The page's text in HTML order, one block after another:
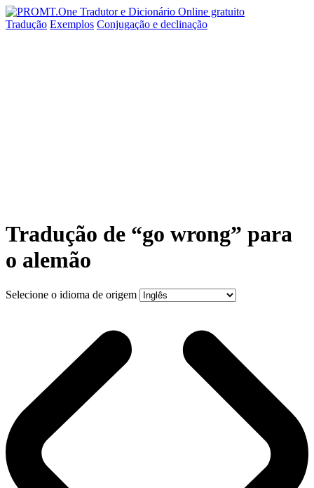
Tradução Exemplos Conjugação e declinação
Tradução de “go wrong” para
o alemão
Selecione o idioma de origem